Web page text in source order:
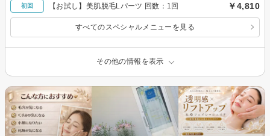
初回 【お試し】美肌脱毛Lパーツ 回数：1回 ￥4,810
すべてのスペシャルメニューを見る
その他の情報を表示